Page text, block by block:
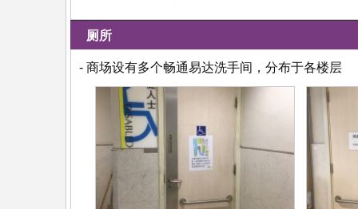
厕所
- 商场设有多个畅通易达洗手间，分布于各楼层